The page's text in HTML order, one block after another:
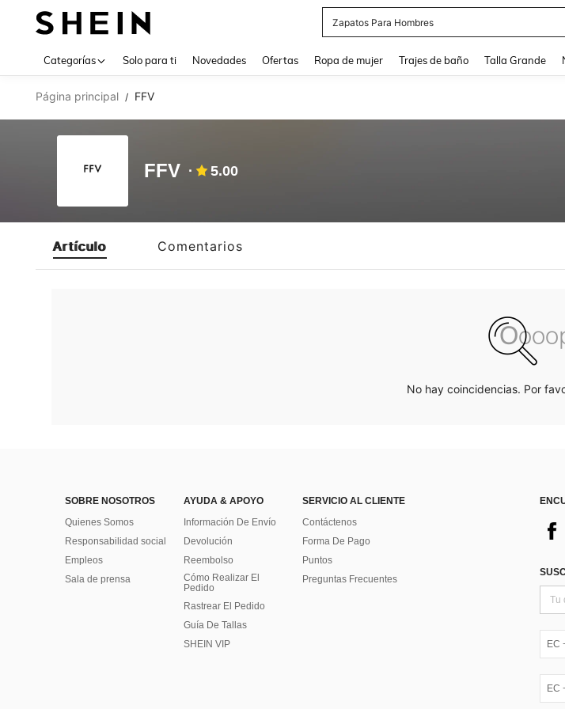
Zapatos Para Hombres
Categorías Solo para ti Novedades Ofertas Ropa de mujer Trajes de baño Talla Grande
Página principal / FFV
FFV 5.00
Artículo Comentarios
No hay coincidencias. Por
SOBRE NOSOTROS
Quienes Somos
Responsabilidad social
Empleos
Sala de prensa
AYUDA & APOYO
Información De Envío
Devolución
Reembolso
Cómo Realizar El
Pedido
Rastrear El Pedido
Guía De Tallas
SHEIN VIP
SERVICIO AL CLIENTE
Contáctenos
Forma De Pago
Puntos
Preguntas Frecuentes
EC
EC